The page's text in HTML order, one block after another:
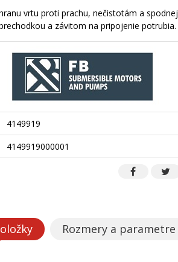
vrtu proti prachu, nečistotám a spodnej
a závitom na pripojenie potrubia.
4149919
4149919000001
Rozmery a parametre